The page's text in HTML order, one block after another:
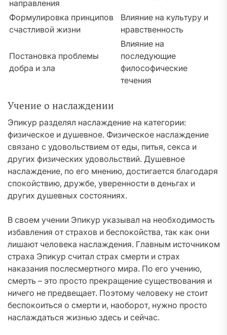
направления
Формулировка принципов
счастливой жизни
Влияние на культуру и
нравственность
Постановка проблемы
добра и зла
Влияние на
последующие
философические
течения
Учение о наслаждении
Эпикур разделял наслаждение на категории:
физическое и душевное. Физическое наслаждение
связано с удовольствием от еды, питья, секса и
других физических удовольствий. Душевное
наслаждение, по его мнению, достигается благодаря
спокойствию, дружбе, уверенности в деньгах и
других душевных состояниях.
В своем учении Эпикур указывал на необходимость
избавления от страхов и беспокойства, так как они
лишают человека наслаждения. Главным источником
страха Эпикур считал страх смерти и страх
наказания послесмертного мира. По его учению,
смерть – это просто прекращение существования и
ничего не предвещает. Поэтому человеку не стоит
беспокоиться о смерти и, наоборот, нужно просто
наслаждаться жизнью здесь и сейчас.